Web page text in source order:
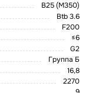
В25 (М350)
Btb 3.6
F200
≤6
G2
Группа Б
16,8
2270